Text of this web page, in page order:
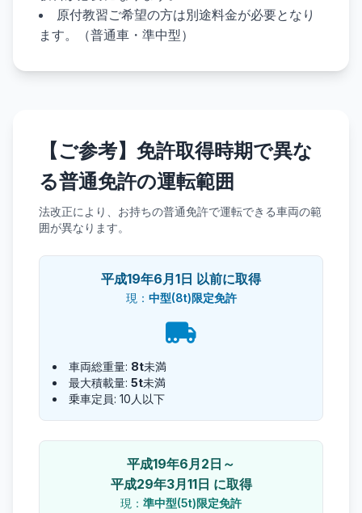
原付教習ご希望の方は別途料金が必要となり
ます。（普通車・準中型）
【ご参考】免許取得時期で異な
る普通免許の運転範囲
法改正により、お持ちの普通免許で運転できる車両の範
囲が異なります。
平成19年6月1日 以前に取得
現： 中型(8t)限定免許
車両総重量: 8t未満
最大積載量: 5t未満
乗車定員: 10人以下
平成19年6月2日～
平成29年3月11日 に取得
現： 準中型(5t)限定免許